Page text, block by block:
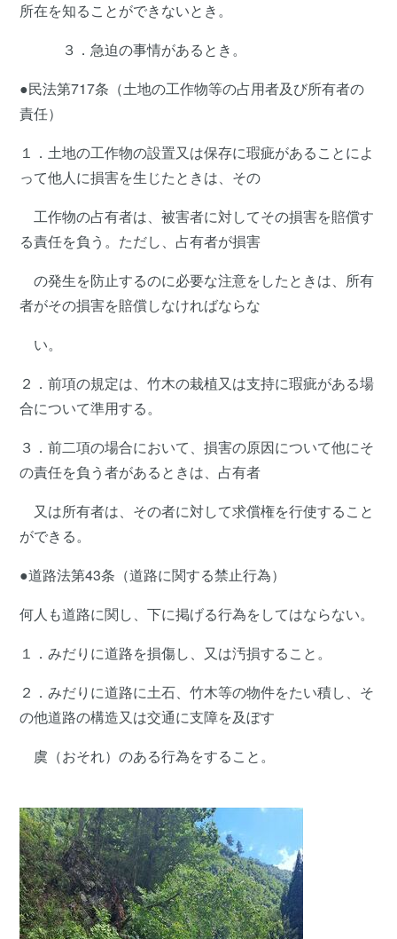
所在を知ることができないとき。
３．急迫の事情があるとき。
●民法第717条（土地の工作物等の占用者及び所有者の
責任）
１．土地の工作物の設置又は保存に瑕疵があることによ
って他人に損害を生じたときは、その
工作物の占有者は、被害者に対してその損害を賠償す
る責任を負う。ただし、占有者が損害
の発生を防止するのに必要な注意をしたときは、所有
者がその損害を賠償しなければならな
い。
２．前項の規定は、竹木の栽植又は支持に瑕疵がある場
合について準用する。
３．前二項の場合において、損害の原因について他にそ
の責任を負う者があるときは、占有者
又は所有者は、その者に対して求償権を行使すること
ができる。
●道路法第43条（道路に関する禁止行為）
何人も道路に関し、下に掲げる行為をしてはならない。
１．みだりに道路を損傷し、又は汚損すること。
２．みだりに道路に土石、竹木等の物件をたい積し、そ
の他道路の構造又は交通に支障を及ぼす
虞（おそれ）のある行為をすること。